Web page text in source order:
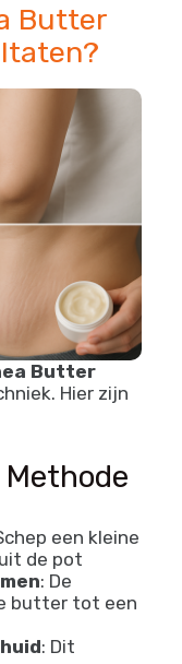
Butter
Butter
Hier zijn
een kleine
de pot
: De
butter tot een
: Dit